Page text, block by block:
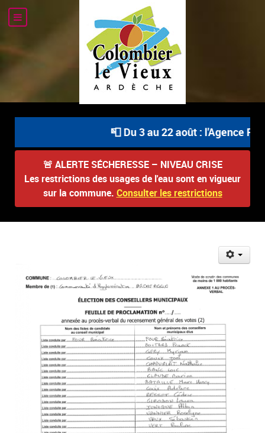
📮 Du 3 au 22 août : l'Agence
🚨 ALERTE SÉCHERESSE – NIVEAU CRISE
Les restrictions des usages de l'eau sont en vigueur
sur la commune. Consulter les restrictions